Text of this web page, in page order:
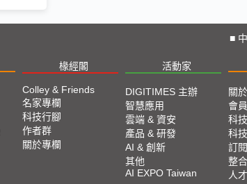
■
椽經閣 活動家
Colley & Friends
名家專欄
科技行腳
作者群
關於專欄
DIGITIMES 主辦
智慧應用
雲端 & 資安
產品 & 研發
AI & 創新
其他
AI EXPO Taiwan
關
會
科
科
訂
整
人